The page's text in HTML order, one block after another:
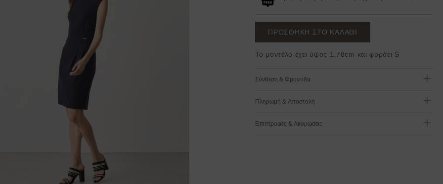
ΠΡΟΣΘΗΚΗ ΣΤΟ ΚΑΛΑΘΙ
Το μοντέλο έχει ύψος 1,78cm και φοράει S
Σύνθεση & Φροντίδα
Πληρωμή & Αποστολή
Επιστροφές & Ακυρώσεις